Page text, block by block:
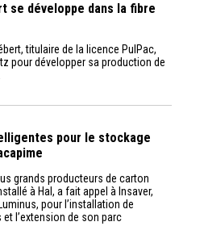
se développe dans la fibre
titulaire de la licence PulPac,
pour développer sa production de
pour le stockage
grands producteurs de carton
à Hal, a fait appel à Insaver,
pour l’installation de
l’extension de son parc